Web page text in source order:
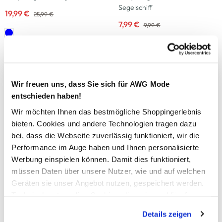
Wir freuen uns, dass Sie sich für AWG Mode
entschieden haben!
Wir möchten Ihnen das bestmögliche Shoppingerlebnis
bieten. Cookies und andere Technologien tragen dazu
bei, dass die Webseite zuverlässig funktioniert, wir die
Performance im Auge haben und Ihnen personalisierte
Werbung einspielen können. Damit dies funktioniert,
müssen Daten über unsere Nutzer, wie und auf welchen
Geräten sie unser Angebot nutzen, gespeichert werden.
werden, werden bei der Nutzung der Webseite auf jeden
Details zeigen
19,99 € 25,99 €
Segelschiff
7,99 € 9,99 €
Baby Jungen Shirt mit Dino
Appliaktion
4,99 € 6,99 €
Baby Jungen Sweatshirt mit
13,99 €
-13%
Bubble Gum
aus Longsleeve und Hose
Neu
Staccato
Baby Mädchen Tunika mit
Applikation